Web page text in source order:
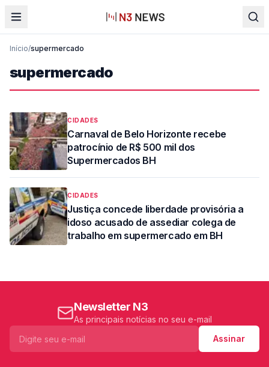
Início/supermercado
supermercado
CIDADES
Carnaval de Belo Horizonte recebe
patrocínio de R$ 500 mil dos
Supermercados BH
CIDADES
Justiça concede liberdade provisória a
idoso acusado de assediar colega de
trabalho em supermercado em BH
Newsletter N3
As principais notícias no seu e-mail
Assinar